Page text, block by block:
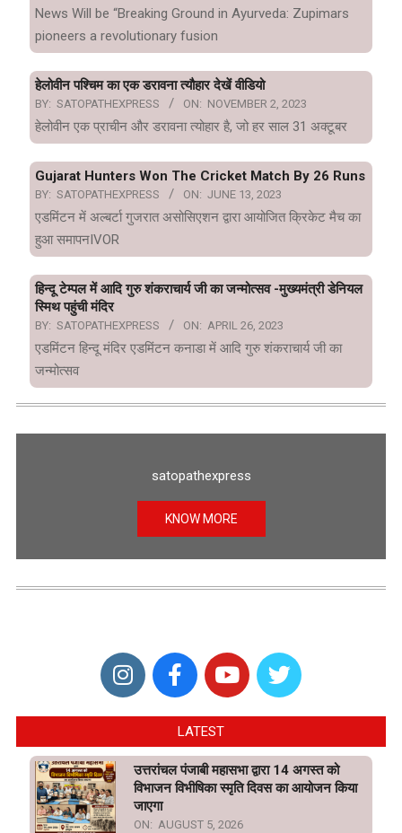
News Will be “Breaking Ground in Ayurveda: Zupimars
pioneers a revolutionary fusion
हेलोवीन पश्चिम का एक डरावना त्यौहार देखें वीडियो
BY: SATOPATHEXPRESS ON: NOVEMBER 2, 2023
हेलोवीन एक प्राचीन और डरावना त्योहार है, जो हर साल 31 अक्टूबर
Gujarat Hunters Won The Cricket Match By 26 Runs
BY: SATOPATHEXPRESS ON: JUNE 13, 2023
एडमिंटन में अल्बर्टा गुजरात असोसिएशन द्वारा आयोजित क्रिकेट मैच का
हुआ समापनIVOR
हिन्दू टेम्पल में आदि गुरु शंकराचार्य जी का जन्मोत्सव -मुख्यमंत्री डेनियल
स्मिथ पहुंची मंदिर
BY: SATOPATHEXPRESS ON: APRIL 26, 2023
एडमिंटन हिन्दू मंदिर एडमिंटन कनाडा में आदि गुरु शंकराचार्य जी का
जन्मोत्सव
satopathexpress
KNOW MORE
LATEST
उत्तरांचल पंजाबी महासभा द्वारा 14 अगस्त को
विभाजन विभीषिका स्मृति दिवस का आयोजन किया
जाएगा
ON: AUGUST 5, 2026